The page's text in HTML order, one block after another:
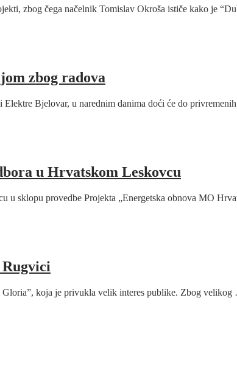
zbog čega načelnik Tomislav Okroša ističe kako je
zbog radova
Bjelovar, u narednim danima doći će do
u Hrvatskom Leskovcu
u sklopu provedbe Projekta „Energetska obnova MO
Gloria”, koja je privukla velik interes publike. Zbog